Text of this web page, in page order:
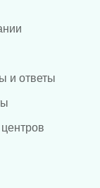
и ответы